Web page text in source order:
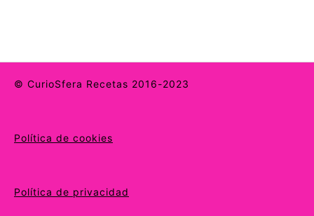
© CurioSfera Recetas 2016-2023
Política de cookies
Política de privacidad